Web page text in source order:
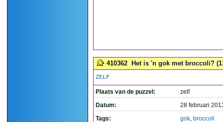
410362 Het is 'n gok met broccoli?
ZELF
Plaats van de puzzel:
zelf
Datum:
28 februari
Tags:
gok, broccoli